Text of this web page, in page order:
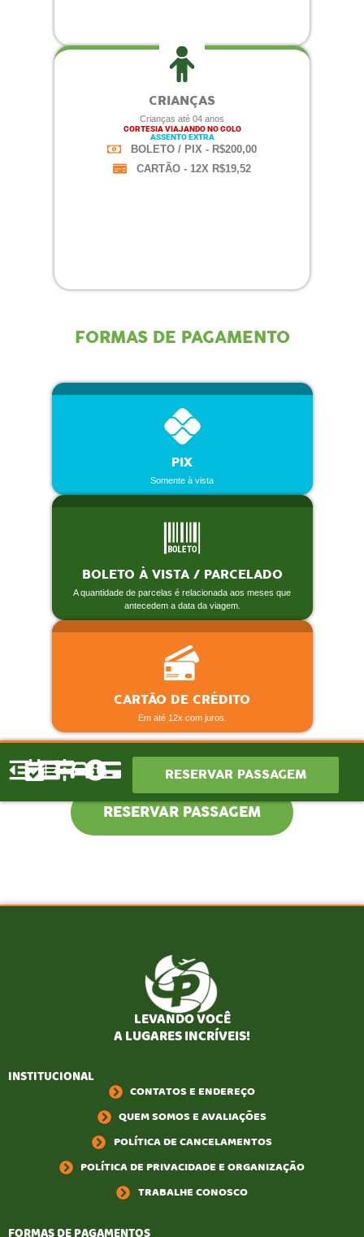
CRIANÇAS
Crianças até 04 anos
CORTESIA VIAJANDO NO COLO
ASSENTO EXTRA
BOLETO / PIX - R$200,00
CARTÃO - 12X R$19,52
FORMAS DE PAGAMENTO
PIX
Somente à vista
BOLETO À VISTA / PARCELADO
A quantidade de parcelas é relacionada aos meses que
antecedem a data da viagem.
CARTÃO DE CRÉDITO
Em até 12x com juros.
RESERVAR PASSAGEM
RESERVAR PASSAGEM
LEVANDO VOCÊ
A LUGARES INCRÍVEIS!
INSTITUCIONAL
CONTATOS E ENDEREÇO
QUEM SOMOS E AVALIAÇÕES
POLÍTICA DE CANCELAMENTOS
POLÍTICA DE PRIVACIDADE E ORGANIZAÇÃO
TRABALHE CONOSCO